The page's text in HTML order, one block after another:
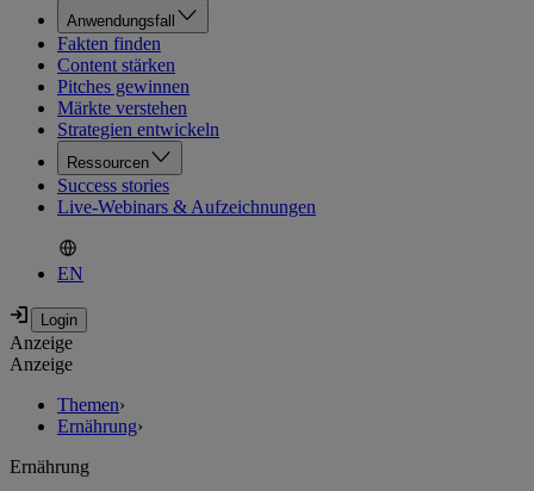
Anwendungsfall
Fakten finden
Content stärken
Pitches gewinnen
Märkte verstehen
Strategien entwickeln
Ressourcen
Success stories
Live-Webinars & Aufzeichnungen
EN
Anzeige
Anzeige
Themen›
Ernährung›
Ernährung